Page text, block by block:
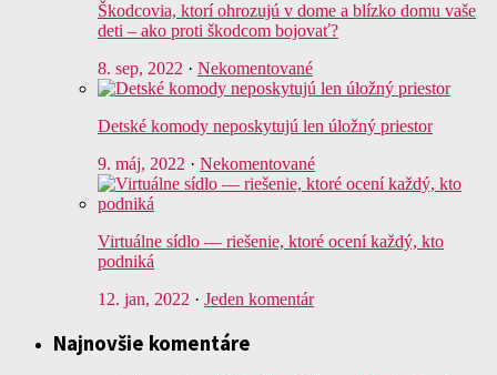
Škodcovia, ktorí ohrozujú v dome a blízko domu vaše
deti – ako proti škodcom bojovať?
8. sep, 2022 · Nekomentované
Detské komody neposkytujú len úložný priestor
9. máj, 2022 · Nekomentované
Virtuálne sídlo — riešenie, ktoré ocení každý, kto
podniká
12. jan, 2022 · Jeden komentár
Najnovšie komentáre